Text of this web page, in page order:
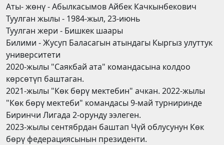
Аты- жөнү - Абылкасымов Айбек Качкынбекович
Туулган жылы - 1984-жыл, 23-июнь
Туулган жери - Бишкек шаары
Билими - Жусуп Баласагын атындагы Кыргыз улуттук
университети
2020-жылы "Саякбай ата" командасына колдоо
көрсөтүп баштаган.
2021-жылы "Көк бөрү мектебин" ачкан. 2022-жылы
"Көк бөрү мектеби" командасы 9-май турниринде
Биринчи Лигада 2-орунду ээлеген.
2023-жылы сентябрдан баштап Чүй облусунун Көк
бөрү федерациясынын президенти.